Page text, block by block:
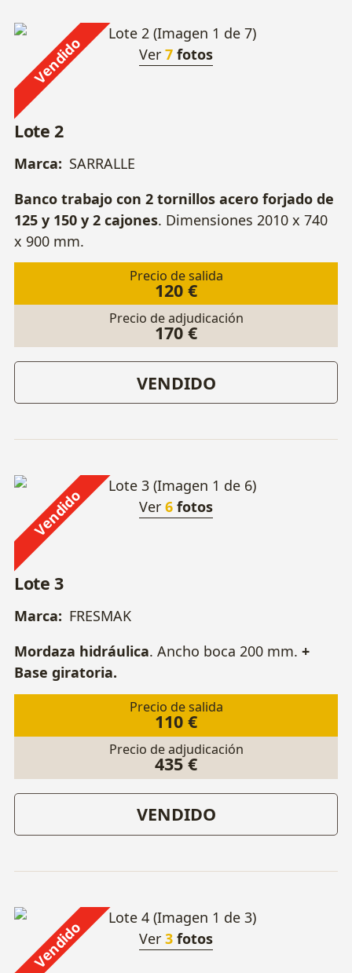
Vendido Ver 7 fotos
Lote 2
Marca: SARRALLE
Banco trabajo con 2 tornillos acero forjado de
125 y 150 y 2 cajones. Dimensiones 2010 x 740
x 900 mm.
Precio de salida
120 €
Precio de adjudicación
170 €
VENDIDO
Vendido Ver 6 fotos
Lote 3
Marca: FRESMAK
Mordaza hidráulica. Ancho boca 200 mm. +
Base giratoria.
Precio de salida
110 €
Precio de adjudicación
435 €
VENDIDO
Vendido Ver 3 fotos